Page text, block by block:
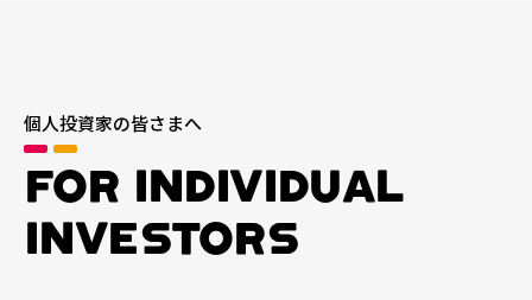
個人投資家の皆さまへ
FOR INDIVIDUAL
INVESTORS